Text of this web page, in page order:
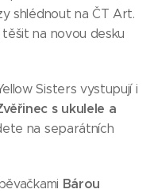
shlédnout na ČT Art.
na novou desku
Sisters vystupují i
s ukulele a
na separátních
Bárou